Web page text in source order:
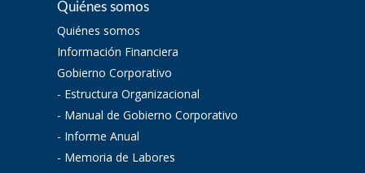
Quiénes somos
Quiénes somos
Información Financiera
Gobierno Corporativo
- Estructura Organizacional
- Manual de Gobierno Corporativo
- Informe Anual
- Memoria de Labores